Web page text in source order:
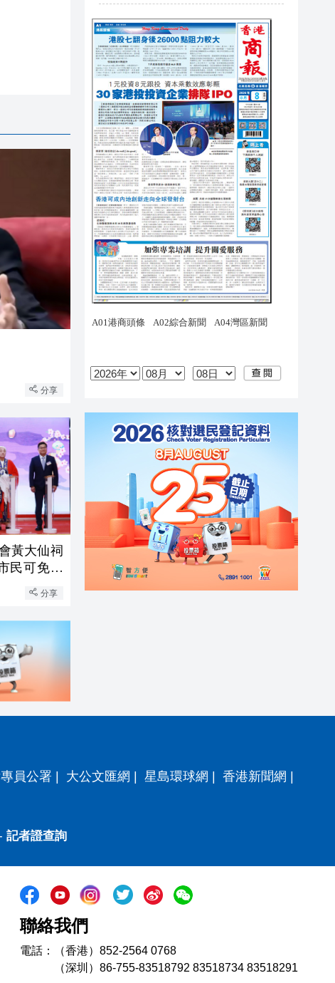
分享
黃大仙祠
民可免費
分享
員公署 | 大公文匯網 | 星島環球網 | 香港新聞網 |
記者證查詢
聯絡我們
電話：（香港）852-2564 0768
（深圳）86-755-83518792 83518734 83518291